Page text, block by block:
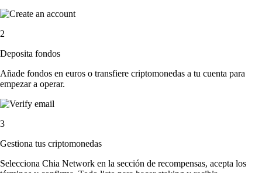
2
Deposita fondos
Añade fondos en euros o transfiere criptomonedas a tu cuenta para
empezar a operar.
3
Gestiona tus criptomonedas
Selecciona Chia Network en la sección de recompensas, acepta los